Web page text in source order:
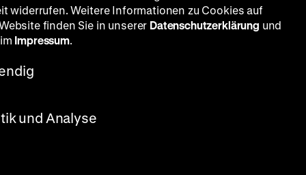
widerrufen. Weitere Informationen zu Cookies auf
finden Sie in unserer Datenschutzerklärung und
Impressum.
und Analyse